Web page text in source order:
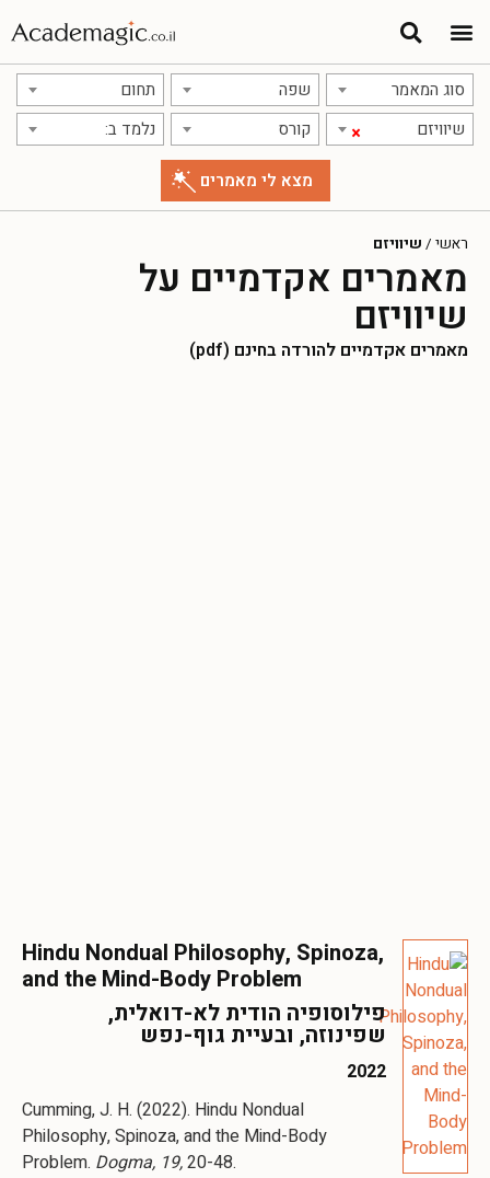
סוג המאמר שפה תחום
× שיוויזם קורס נלמד ב:
ראשי / שיוויזם
מאמרים אקדמיים על
שיוויזם
מאמרים אקדמיים להורדה בחינם (pdf)
Hindu Nondual Philosophy, Spinoza,
and the Mind-Body Problem
פילוסופיה הודית לא-דואלית,
שפינוזה, ובעיית גוף-נפש
2022
Cumming, J. H. (2022). Hindu Nondual
Philosophy, Spinoza, and the Mind-Body
Problem. Dogma, 19,20-48.